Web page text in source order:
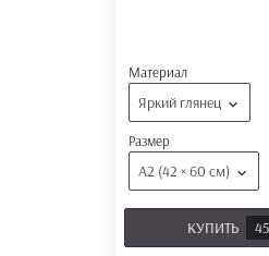
Материал
Яркий глянец
Размер
А2 (42 × 60 см)
КУПИТЬ